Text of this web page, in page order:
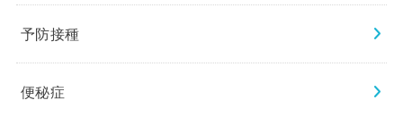
予防接種
便秘症